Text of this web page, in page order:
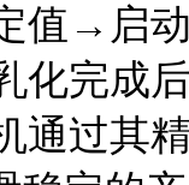
值→启
化完成
过其精